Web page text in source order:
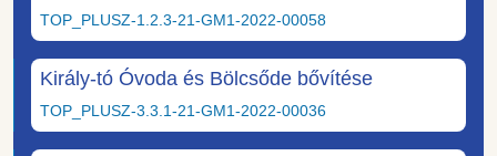
TOP_PLUSZ-1.2.3-21-GM1-2022-00058
Király-tó Óvoda és Bölcsőde bővítése
TOP_PLUSZ-3.3.1-21-GM1-2022-00036